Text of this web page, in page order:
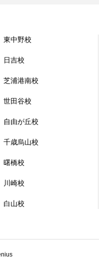
東中野校
日吉校
芝浦港南校
世田谷校
自由が丘校
千歳烏山校
曙橋校
川崎校
白山校